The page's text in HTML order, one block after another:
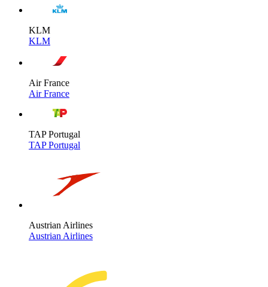
KLM
KLM
Air France
Air France
TAP Portugal
TAP Portugal
Austrian Airlines
Austrian Airlines